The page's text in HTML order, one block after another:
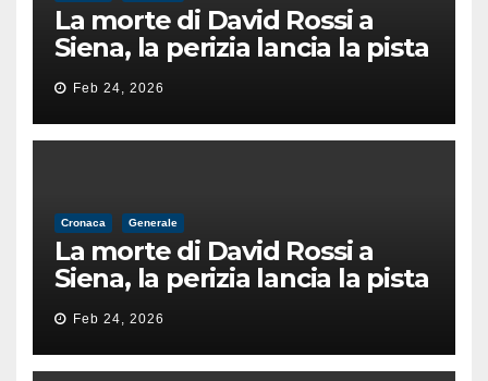
La morte di David Rossi a
Siena, la perizia lancia la pista
di un’intimidazione finita
male
Feb 24, 2026
Cronaca Generale
La morte di David Rossi a
Siena, la perizia lancia la pista
di un’intimidazione finita
male
Feb 24, 2026